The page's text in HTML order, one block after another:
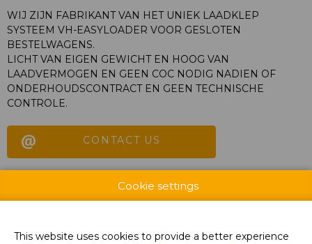
WIJ ZIJN FABRIKANT VAN HET UNIEK LAADKLEP
SYSTEEM VH-EASYLOADER VOOR GESLOTEN
BESTELWAGENS.
LICHT VAN EIGEN GEWICHT EN HOOG VAN
LAADVERMOGEN EN GEEN COC NODIG NADIEN OF
ONDERHOUDSCONTRACT EN GEEN TECHNISCHE
CONTROLE.
CONTACT US
Cookie settings
This website uses cookies to provide a better experience